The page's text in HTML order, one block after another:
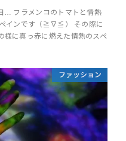
… フラメンコのトマトと情熱
インです（≧∇≦） その際に
様に真っ赤に燃えた情熱のスペ
ファッション